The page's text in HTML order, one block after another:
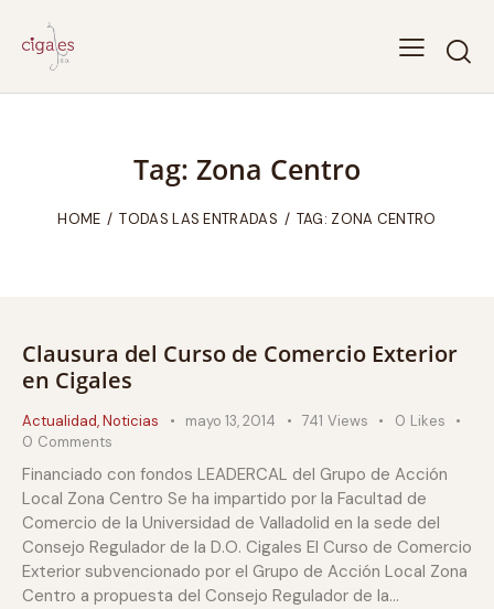
Tag: Zona Centro
HOME TODAS LAS ENTRADAS TAG: ZONA CENTRO
Clausura del Curso de Comercio Exterior
en Cigales
Actualidad,Noticias mayo 13, 2014 741 Views 0 Likes
0 Comments
Financiado con fondos LEADERCAL del Grupo de Acción
Local Zona Centro Se ha impartido por la Facultad de
Comercio de la Universidad de Valladolid en la sede del
Consejo Regulador de la D.O. Cigales El Curso de Comercio
Exterior subvencionado por el Grupo de Acción Local Zona
Centro a propuesta del Consejo Regulador de la…